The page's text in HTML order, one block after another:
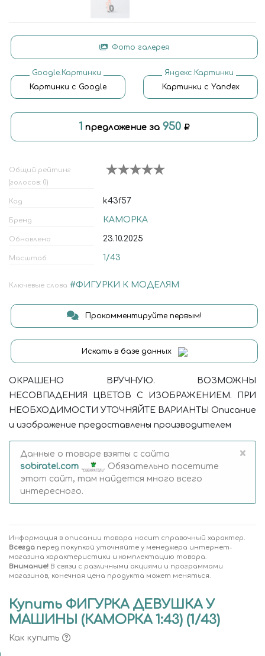
Фото галерея
Google.Картинки
Картинки с Google
Яндекс.Картинки
Картинки с Yandex
1 предложение за 950
Общий рейтинг
(голосов: 0)
Код k43f57
Бренд КАМОРКА
Обновлено 23.10.2025
Масштаб 1/43
Ключевые слова #ФИГУРКИ К МОДЕЛЯМ
Прокомментируйте первым!
Искать в базе данных
ОКРАШЕНО ВРУЧНУЮ. ВОЗМОЖНЫ
НЕСОВПАДЕНИЯ ЦВЕТОВ С ИЗОБРАЖЕНИЕМ. ПРИ
НЕОБХОДИМОСТИ УТОЧНЯЙТЕ ВАРИАНТЫ Описание
и изображение предоставлены производителем
Данные о товаре взяты с сайта
sobiratel.com
Обязательно посетите
этот сайт, там найдется много всего
интересного.
×
Информация в описании товара носит справочный характер.
Всегда перед покупкой уточняйте у менеджера интернет-
магазина характеристики и комплектацию товара.
Внимание! В связи с различными акциями и программами
магазинов, конечная цена продукта может меняться.
Купить ФИГУРКА ДЕВУШКА У
МАШИНЫ (КАМОРКА 1:43) (1/43)
Как купить